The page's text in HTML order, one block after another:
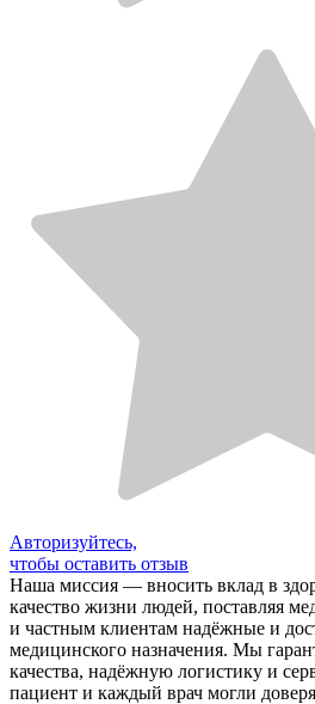
Авторизуйтесь,
чтобы оставить отзыв
Наша миссия — вносить вклад в
качество жизни людей, поставляя
и частным клиентам надёжные и
медицинского назначения. Мы
качества, надёжную логистику и
пациент и каждый врач могли